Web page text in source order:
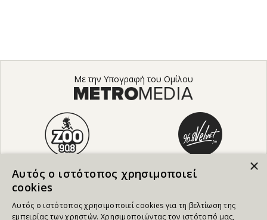
Με την Υπογραφή του Ομίλου
×
Αυτός ο ιστότοπος χρησιμοποιεί
cookies
Αυτός ο ιστότοπος χρησιμοποιεί cookies για τη βελτίωση της
εμπειρίας των χρηστών. Χρησιμοποιώντας τον ιστότοπό μας,